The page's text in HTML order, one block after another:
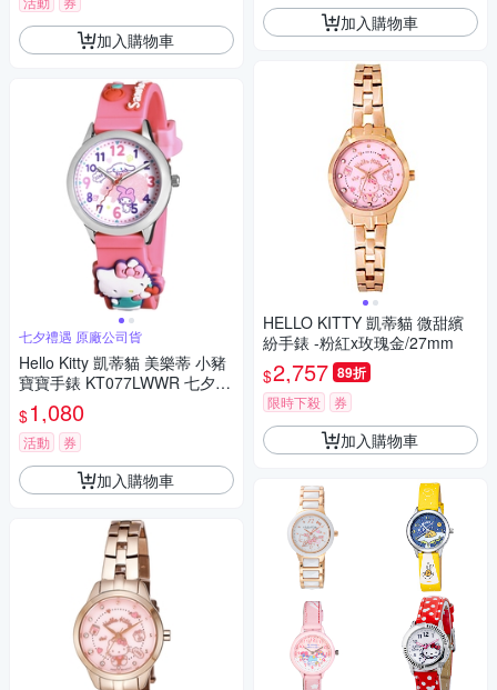
加入購物車
七夕禮遇 原廠公司貨
Hello Kitty 凱蒂貓 美樂蒂 小豬
寶寶手錶 KT077LWWR 七夕寵
愛季 送禮推薦
$1,080
活動 券
加入購物車
加入購物車
HELLO KITTY 凱蒂貓 微甜繽
紛手錶 -粉紅x玫瑰金/27mm
$2,757 89折
限時下殺 券
加入購物車